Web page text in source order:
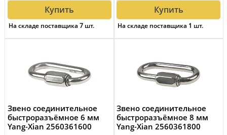
Купить
На складе поставщика 7 шт.
Купить
На складе поставщика 1 шт.
Звено соединительное
быстроразъёмное 6 мм
Yang-Xian 2560361600
Звено соединительное
быстроразъёмное 8 мм
Yang-Xian 2560361800